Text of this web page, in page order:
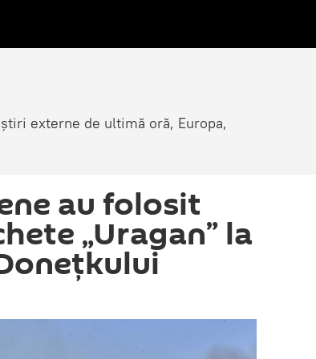
externe de ultimă oră, Europa,
au folosit
„Uragan” la